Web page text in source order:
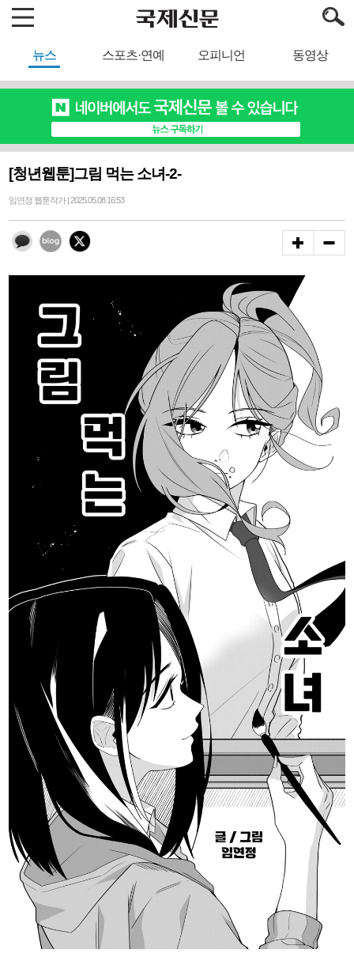
뉴스 스포츠·연예 오피니언 동영상
[청년웹툰]그림 먹는 소녀-2-
임연정 웹툰작가 | 2025.05.08 16:53